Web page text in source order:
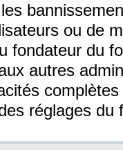
ou de
fondateur du
autres
réglages du